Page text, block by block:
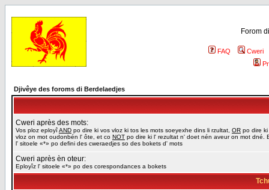
Forom
FAQ
Cweri
Djivêye des foroms di Berdelaedjes
Cweri après des mots:
Vos ploz eployîAND po dire ki vos vloz ki tos les mots soeyexhe dins li rzultat, OR po dire ki
vloz on mot oudonbén l' ôte, et co NOT po dire ki l' rezultat n' doet nén aveur on mot dné.
l' sitoele «*» po defini des cweraedjes so des bokets d' mots
Cweri après èn oteur:
Eployîz l' sitoele «*» po des corespondances a bokets